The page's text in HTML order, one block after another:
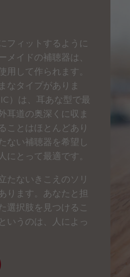
フィットするように
イドの補聴器は、
して作られます。
なタイプがありま
）は、耳あな型で最
耳道の奥深くに収ま
ことはほとんどあり
ない補聴器を希望し
とって最適です。
たないきこえのソリ
ります。あなたと担
選択肢を見つけるこ
いうのは、人によっ